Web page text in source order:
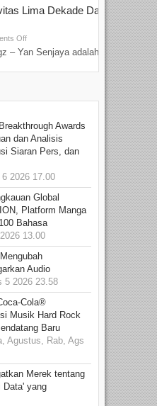
Lima Dekade Dalam
Off
– Yan Senjaya adalah...
Awards
dan Analisis
Siaran Pers, dan
2026 17.00
Global
Platform Manga
Bahasa
13.00
Audio
5 2026 23.58
Cola®
Musik Hard Rock
Baru
Agustus, Rab, Ags
Merek tentang
Data' yang